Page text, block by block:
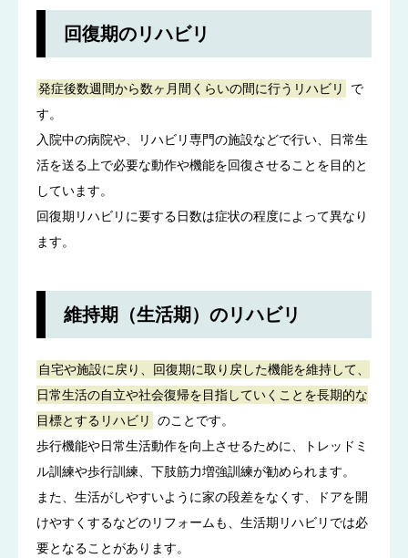
回復期のリハビリ
発症後数週間から数ヶ月間くらいの間に行うリハビリ
で
す。
入院中の病院や、リハビリ専門の施設などで行い、日常生
活を送る上で必要な動作や機能を回復させることを目的と
しています。
回復期リハビリに要する日数は症状の程度によって異なり
ます。
維持期（生活期）のリハビリ
自宅や施設に戻り、回復期に取り戻した機能を維持して、
日常生活の自立や社会復帰を目指していくことを長期的な
目標とするリハビリ
のことです。
歩行機能や日常生活動作を向上させるために、トレッドミ
ル訓練や歩行訓練、下肢筋力増強訓練が勧められます。
また、生活がしやすいように家の段差をなくす、ドアを開
けやすくするなどのリフォームも、生活期リハビリでは必
要となることがあります。